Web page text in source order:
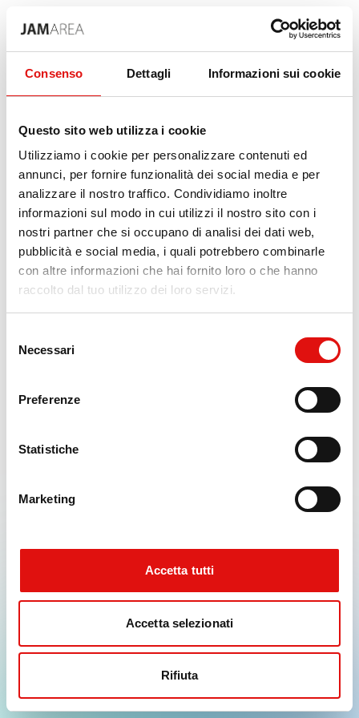
Consenso Dettagli Informazioni sui cookie
Questo sito web utilizza i cookie
Utilizziamo i cookie per personalizzare contenuti ed
annunci, per fornire funzionalità dei social media e per
analizzare il nostro traffico. Condividiamo inoltre
informazioni sul modo in cui utilizzi il nostro sito con i
nostri partner che si occupano di analisi dei dati web,
pubblicità e social media, i quali potrebbero combinarle
con altre informazioni che hai fornito loro o che hanno
raccolto dal tuo utilizzo dei loro servizi.
delNecessari
Preferenze
Statistiche
Marketing
Accetta tutti
Accetta selezionati
Rifiuta